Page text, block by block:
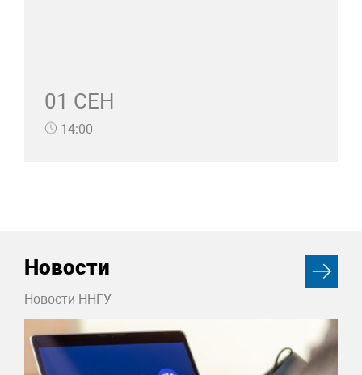
01 СЕН
14:00
Новости
Новости ННГУ